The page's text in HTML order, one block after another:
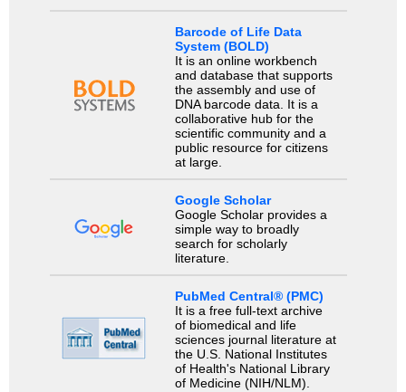
Barcode of Life Data
System (BOLD)
It is an online workbench
and database that supports
the assembly and use of
DNA barcode data. It is a
collaborative hub for the
scientific community and a
public resource for citizens
at large.
Google Scholar
Google Scholar provides a
simple way to broadly
search for scholarly
literature.
PubMed Central® (PMC)
It is a free full-text archive
of biomedical and life
sciences journal literature at
the U.S. National Institutes
of Health's National Library
of Medicine (NIH/NLM).